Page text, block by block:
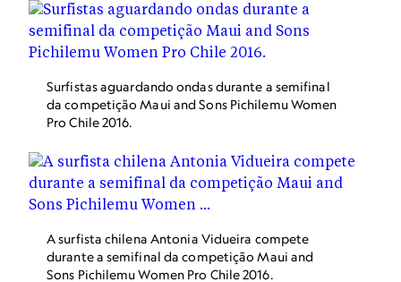
Surfistas aguardando ondas durante a semifinal
da competição Maui and Sons Pichilemu Women
Pro Chile 2016.
A surfista chilena Antonia Vidueira compete
durante a semifinal da competição Maui and
Sons Pichilemu Women Pro Chile 2016.